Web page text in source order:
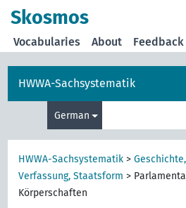
Skosmos
Vocabularies About Feedback
HWWA-Sachsystematik
German
HWWA-Sachsystematik >
Verfassung, Staatsform >
Körperschaften